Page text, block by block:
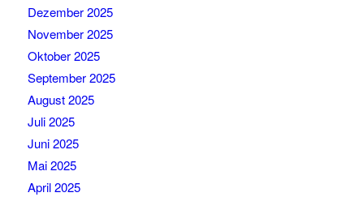
Dezember 2025
November 2025
Oktober 2025
September 2025
August 2025
Juli 2025
Juni 2025
Mai 2025
April 2025